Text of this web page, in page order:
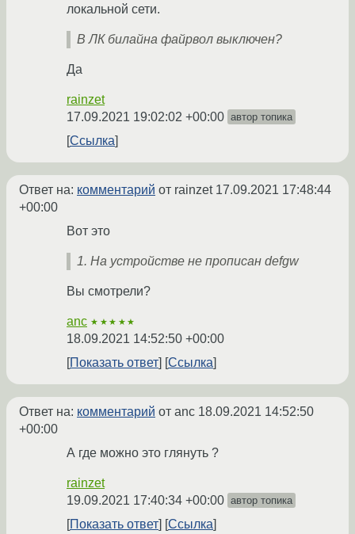
локальной сети.
В ЛК билайна файрвол выключен?
Да
rainzet
17.09.2021 19:02:02 +00:00 автор топика
Ссылка
Ответ на: комментарий от rainzet 17.09.2021 17:48:44
+00:00
Вот это
1. На устройстве не прописан defgw
Вы смотрели?
anc ★★★★★
18.09.2021 14:52:50 +00:00
Показать ответ
Ссылка
Ответ на: комментарий от anc 18.09.2021 14:52:50
+00:00
А где можно это глянуть ?
rainzet
19.09.2021 17:40:34 +00:00 автор топика
Показать ответ Ссылка